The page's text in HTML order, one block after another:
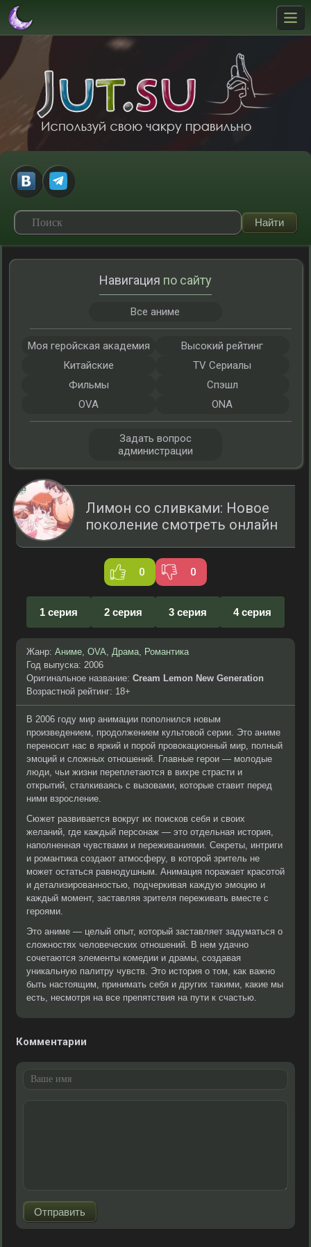
Лимон со сливками: Новое
поколение смотреть онлайн
0 0
1 серия 2 серия 3 серия 4 серия
Жанр: Аниме, OVA, Драма, Романтика
Год выпуска: 2006
Оригинальное название: Cream Lemon New Generation
Возрастной рейтинг: 18+
В 2006 году мир анимации пополнился новым
произведением, продолжением культовой серии. Это аниме
переносит нас в яркий и порой провокационный мир, полный
эмоций и сложных отношений. Главные герои — молодые
люди, чьи жизни переплетаются в вихре страсти и
открытий, сталкиваясь с вызовами, которые ставит перед
ними взросление.
Сюжет развивается вокруг их поисков себя и своих
желаний, где каждый персонаж — это отдельная история,
наполненная чувствами и переживаниями. Секреты, интриги
и романтика создают атмосферу, в которой зритель не
может остаться равнодушным. Анимация поражает красотой
и детализированностью, подчеркивая каждую эмоцию и
каждый момент, заставляя зрителя переживать вместе с
героями.
Это аниме — целый опыт, который заставляет задуматься о
сложностях человеческих отношений. В нем удачно
сочетаются элементы комедии и драмы, создавая
уникальную палитру чувств. Это история о том, как важно
быть настоящим, принимать себя и других такими, какие мы
есть, несмотря на все препятствия на пути к счастью.
Комментарии
Навигация по сайту
Все аниме
Моя геройская академия
Высокий рейтинг
Китайские
TV Сериалы
Фильмы
Спэшл
OVA
ONA
Задать вопрос
администрации